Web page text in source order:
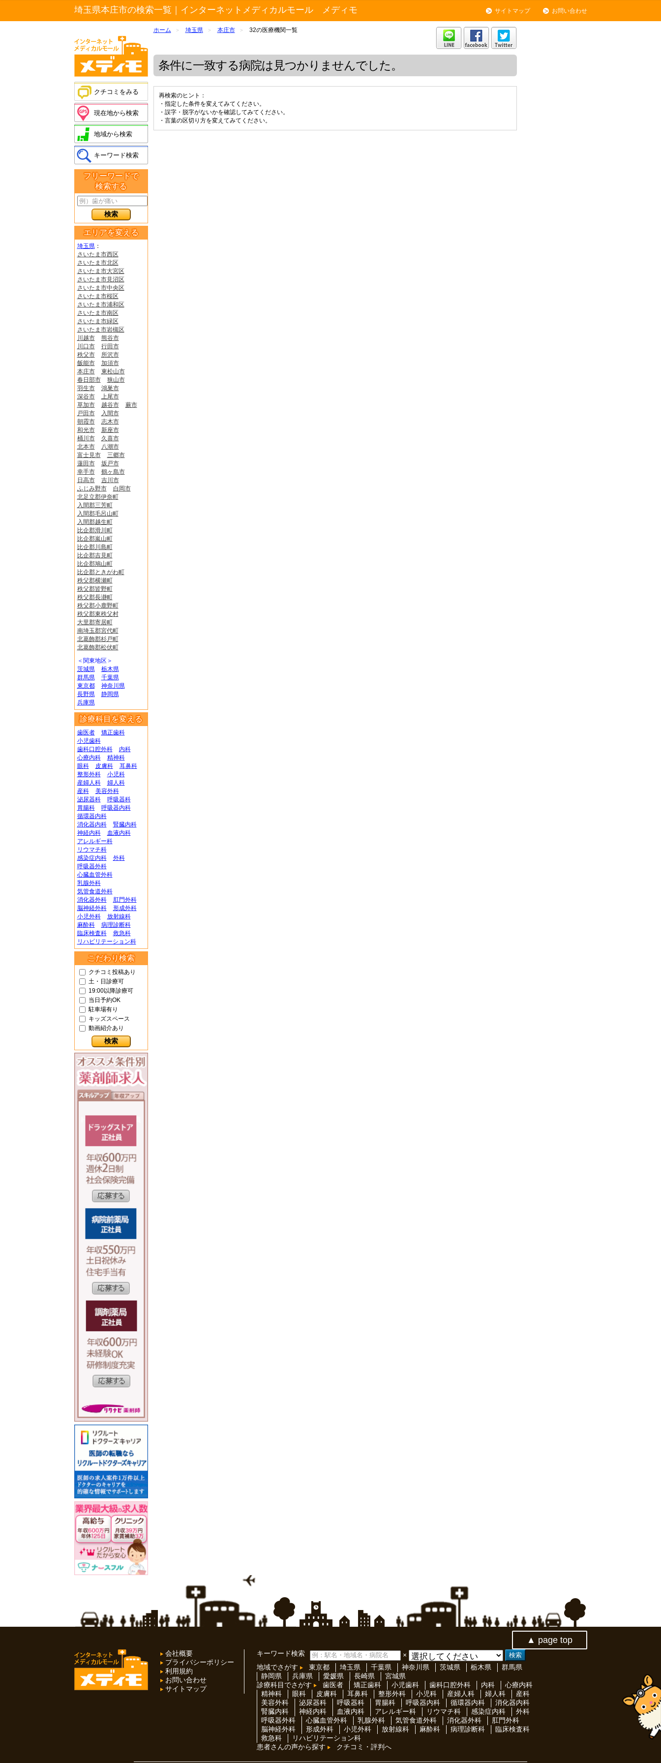
埼玉県本庄市の検索一覧｜インターネットメディカルモール メディモ サイトマップ お問い合わせ
クチコミをみる
現在地から検索
地域から検索
キーワード検索
フリーワードで
検索する
エリアを変える
埼玉県：
さいたま市西区
さいたま市北区
さいたま市大宮区
さいたま市見沼区
さいたま市中央区
さいたま市桜区
さいたま市浦和区
さいたま市南区
さいたま市緑区
さいたま市岩槻区
川越市
熊谷市
川口市
行田市
秩父市
所沢市
飯能市
加須市
本庄市
東松山市
春日部市
狭山市
羽生市
鴻巣市
深谷市
上尾市
草加市
越谷市
蕨市
戸田市
入間市
朝霞市
志木市
和光市
新座市
桶川市
久喜市
北本市
八潮市
富士見市
三郷市
蓮田市
坂戸市
幸手市
鶴ヶ島市
日高市
吉川市
ふじみ野市
白岡市
北足立郡伊奈町
入間郡三芳町
入間郡毛呂山町
入間郡越生町
比企郡滑川町
比企郡嵐山町
比企郡川島町
比企郡吉見町
比企郡鳩山町
比企郡ときがわ町
秩父郡横瀬町
秩父郡皆野町
秩父郡長瀞町
秩父郡小鹿野町
秩父郡東秩父村
大里郡寄居町
南埼玉郡宮代町
北葛飾郡杉戸町
北葛飾郡松伏町
＜関東地区＞
茨城県
栃木県
群馬県
千葉県
東京都
神奈川県
長野県
静岡県
兵庫県
診療科目を変える
歯医者
矯正歯科
小児歯科
歯科口腔外科
内科
心療内科
精神科
眼科
皮膚科
耳鼻科
整形外科
小児科
産婦人科
婦人科
産科
美容外科
泌尿器科
呼吸器科
胃腸科
呼吸器内科
循環器内科
消化器内科
腎臓内科
神経内科
血液内科
アレルギー科
リウマチ科
感染症内科
外科
呼吸器外科
心臓血管外科
乳腺外科
気管食道外科
消化器外科
肛門外科
脳神経外科
形成外科
小児外科
放射線科
麻酔科
病理診断科
臨床検査科
救急科
リハビリテーション科
こだわり検索
クチコミ投稿あり
土・日診療可
19:00以降診療可
当日予約OK
駐車場有り
キッズスペース
動画紹介あり
ホーム > 埼玉県 > 本庄市 > 32の医療機関一覧
条件に一致する病院は見つかりませんでした。
再検索のヒント：
・指定した条件を変えてみてください。
・誤字・脱字がないかを確認してみてください。
・言葉の区切り方を変えてみてください。
▲ page top
会社概要
プライバシーポリシー
利用規約
お問い合わせ
サイトマップ
キーワード検索
×
地域でさがす
東京都 埼玉県 千葉県 神奈川県 茨城県 栃木県
群馬県
静岡県
兵庫県 愛媛県 長崎県
宮城県
診療科目でさがす
歯医者 矯正歯科 小児歯科 歯科口腔外科 内科
心療内科
精神科
眼科 皮膚科 耳鼻科 整形外科 小児科 産婦人科 婦人科
産科
美容外科
泌尿器科 呼吸器科 胃腸科 呼吸器内科 循環器内科
消化器内科
腎臓内科
神経内科 血液内科 アレルギー科 リウマチ科 感染症内科
外科
呼吸器外科
心臓血管外科 乳腺外科 気管食道外科 消化器外科
肛門外科
脳神経外科
形成外科 小児外科 放射線科 麻酔科 病理診断科
臨床検査科
救急科
リハビリテーション科
患者さんの声から探す
クチコミ・評判へ